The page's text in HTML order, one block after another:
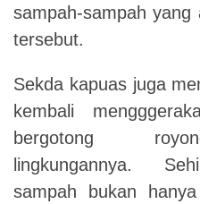
sampah-sampah
tersebut.
Sekda kapuas juga
kembali
bergotong
lingkungannya.
sampah bukan